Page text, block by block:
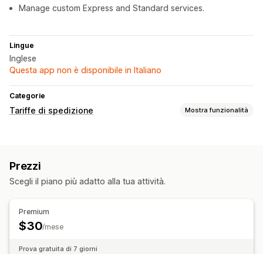
Manage custom Express and Standard services.
Lingue
Inglese
Questa app non è disponibile in Italiano
Categorie
Tariffe di spedizione Mostra funzionalità
Prezzi
Scegli il piano più adatto alla tua attività.
Premium
$30/mese
Prova gratuita di 7 giorni